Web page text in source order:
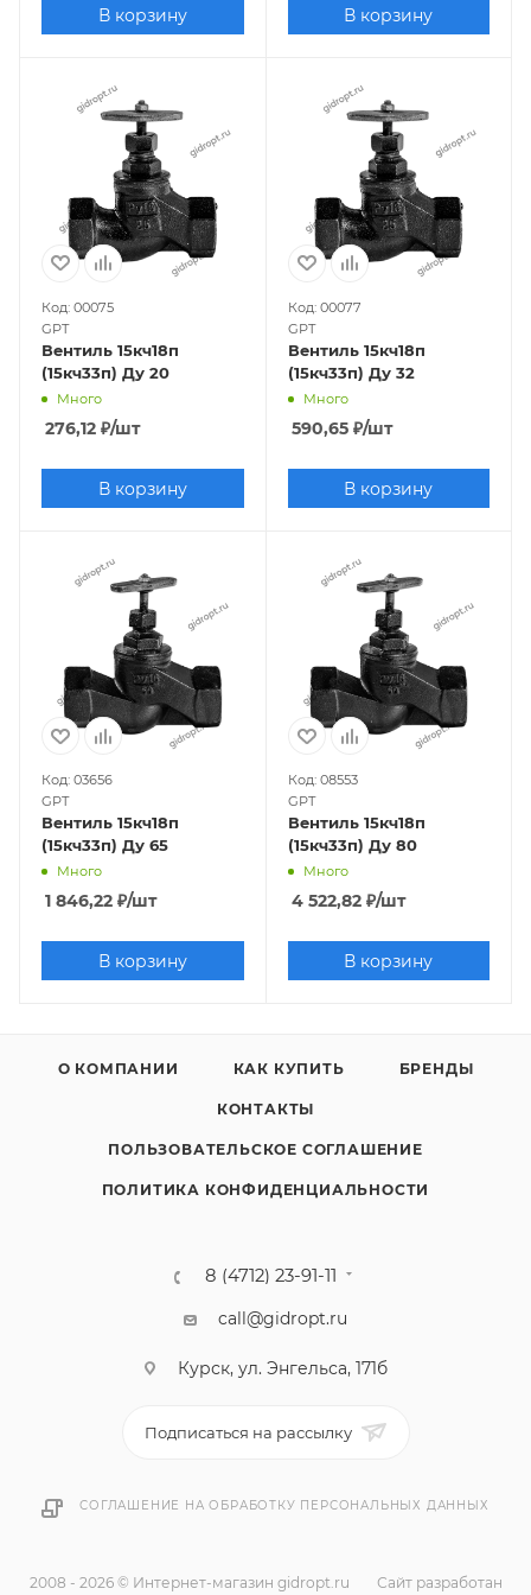
В корзину В корзину
Код: 00075
GPT
Вентиль 15кч18п
(15кч33п) Ду 20
Много
276,12 ₽/шт
В корзину
Код: 00077
GPT
Вентиль 15кч18п
(15кч33п) Ду 32
Много
590,65₽/шт
В корзину
Код: 03656
GPT
Вентиль 15кч18п
(15кч33п) Ду 65
Много
1 846,22 ₽/шт
В корзину
Код: 08553
GPT
Вентиль 15кч18п
(15кч33п) Ду 80
Много
4 522,82₽/шт
В корзину
О КОМПАНИИ КАК КУПИТЬ БРЕНДЫ
КОНТАКТЫ
ПОЛЬЗОВАТЕЛЬСКОЕ СОГЛАШЕНИЕ
ПОЛИТИКА КОНФИДЕНЦИАЛЬНОСТИ
8 (4712) 23-91-11
call@gidropt.ru
Курск, ул. Энгельса, 171б
Подписаться на рассылку
СОГЛАШЕНИЕ НА ОБРАБОТКУ ПЕРСОНАЛЬНЫХ ДАННЫХ
2008 - 2026 © Интернет-магазин gidropt.ru Сайт разработан